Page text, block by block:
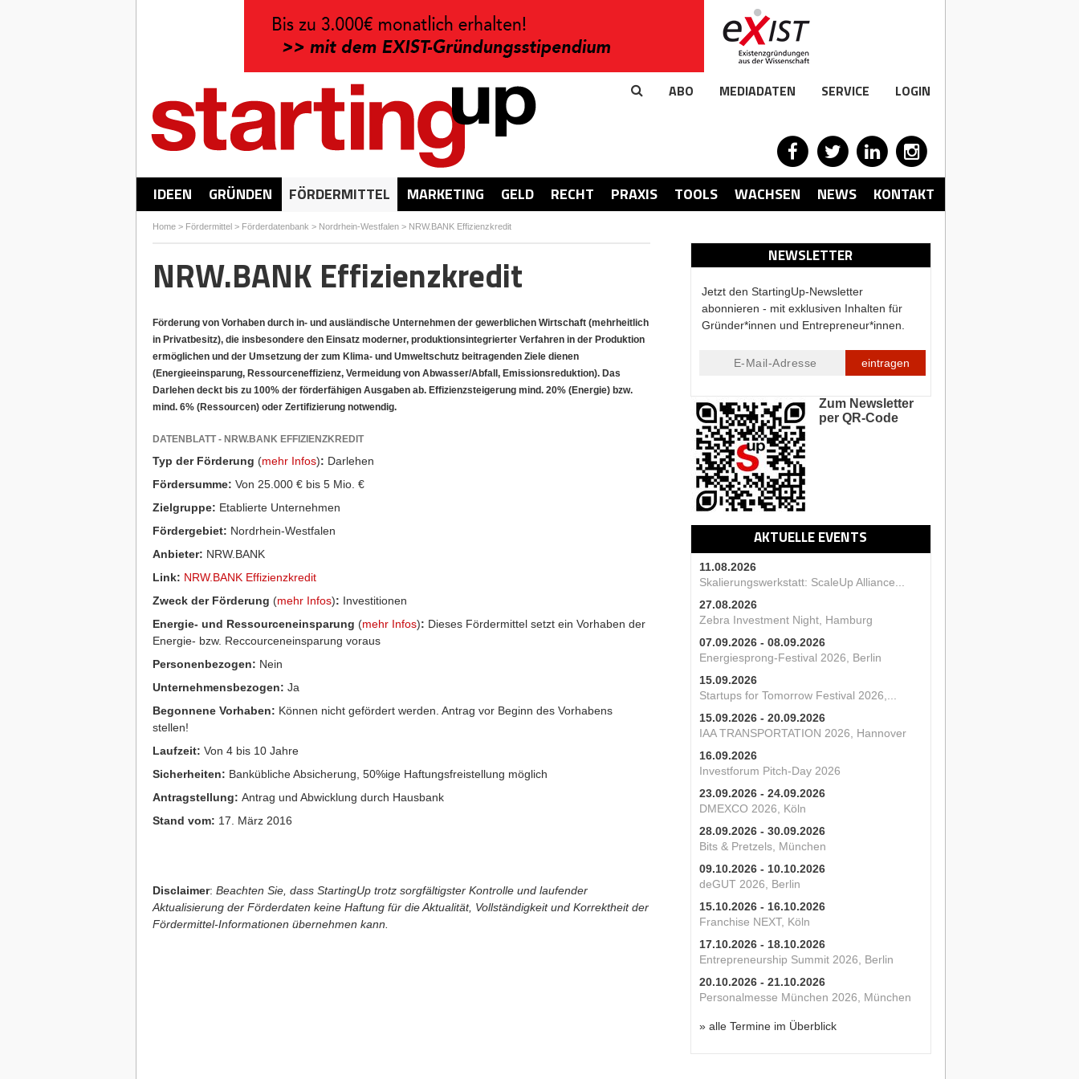
ABO MEDIADATEN SERVICE LOGIN
IDEEN GRÜNDEN FÖRDERMITTEL MARKETING GELD RECHT PRAXIS TOOLS WACHSEN NEWS KONTAKT
Home> Fördermittel> Förderdatenbank > Nordrhein-Westfalen> NRW.BANK Effizienzkredit
NEWSLETTER
Jetzt den StartingUp-Newsletter
abonnieren - mit exklusiven Inhalten für
Gründer*innen und Entrepreneur*innen.
eintragen
Zum Newsletter
per QR-Code
AKTUELLE EVENTS
11.08.2026
Skalierungswerkstatt: ScaleUp Alliance...
27.08.2026
Zebra Investment Night, Hamburg
07.09.2026 - 08.09.2026
Energiesprong-Festival 2026, Berlin
15.09.2026
Startups for Tomorrow Festival 2026,...
15.09.2026 - 20.09.2026
IAA TRANSPORTATION 2026, Hannover
16.09.2026
Investforum Pitch-Day 2026
23.09.2026 - 24.09.2026
DMEXCO 2026, Köln
28.09.2026 - 30.09.2026
Bits & Pretzels, München
09.10.2026 - 10.10.2026
deGUT 2026, Berlin
15.10.2026 - 16.10.2026
Franchise NEXT, Köln
17.10.2026 - 18.10.2026
Entrepreneurship Summit 2026, Berlin
20.10.2026 - 21.10.2026
Personalmesse München 2026, München
» alle Termine im Überblick
NRW.BANK Effizienzkredit
Förderung von Vorhaben durch in- und ausländische Unternehmen der gewerblichen Wirtschaft (mehrheitlich
in Privatbesitz), die insbesondere den Einsatz moderner, produktionsintegrierter Verfahren in der Produktion
ermöglichen und der Umsetzung der zum Klima- und Umweltschutz beitragenden Ziele dienen
(Energieeinsparung, Ressourceneffizienz, Vermeidung von Abwasser/Abfall, Emissionsreduktion). Das
Darlehen deckt bis zu 100% der förderfähigen Ausgaben ab. Effizienzsteigerung mind. 20% (Energie) bzw.
mind. 6% (Ressourcen) oder Zertifizierung notwendig.
DATENBLATT - NRW.BANK EFFIZIENZKREDIT
Typ der Förderung (mehr Infos): Darlehen
Fördersumme: Von 25.000 € bis 5 Mio. €
Zielgruppe: Etablierte Unternehmen
Fördergebiet: Nordrhein-Westfalen
Anbieter: NRW.BANK
Link: NRW.BANK Effizienzkredit
Zweck der Förderung (mehr Infos): Investitionen
Energie- und Ressourceneinsparung (mehr Infos): Dieses Fördermittel setzt ein Vorhaben der
Energie- bzw. Reccourceneinsparung voraus
Personenbezogen: Nein
Unternehmensbezogen: Ja
Begonnene Vorhaben: Können nicht gefördert werden. Antrag vor Beginn des Vorhabens
stellen!
Laufzeit: Von 4 bis 10 Jahre
Sicherheiten: Bankübliche Absicherung, 50%ige Haftungsfreistellung möglich
Antragstellung: Antrag und Abwicklung durch Hausbank
Stand vom: 17. März 2016
Disclaimer: Beachten Sie, dass StartingUp trotz sorgfältigster Kontrolle und laufender
Aktualisierung der Förderdaten keine Haftung für die Aktualität, Vollständigkeit und Korrektheit der
Fördermittel-Informationen übernehmen kann.